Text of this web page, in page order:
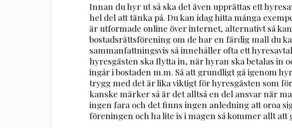
Innan du hyr ut så ska det även upprättas ett
hel del att tänka på. Du kan idag hitta många
är utformade online över internet, alternativt så
bostadsrättsförening om de har en färdig mall du
sammanfattningsvis så innehåller ofta ett
hyresgästen ska flytta in, när hyran ska betalas in
ingår i bostaden m.m. Så att grundligt gå igenom
trygg med det är lika viktigt för hyresgästen som
kanske märker så är det alltså en del ansvar när
ingen fara och det finns ingen anledning att oroa
föreningen och ha lite is i magen så kommer allt att